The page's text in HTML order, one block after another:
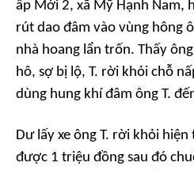
ấp Mới 2, xã Mỹ Hạnh Nam,
rút dao đâm vào vùng hông
nhà hoang lẩn trốn. Thấy
hô, sợ bị lộ, T. rời khỏi chỗ
dùng hung khí đâm ông T.
Dư lấy xe ông T. rời khỏi
được 1 triệu đồng sau đó